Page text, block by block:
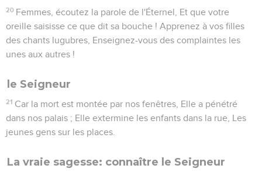
20 Femmes, écoutez la parole de l'Éternel, Et que votre
oreille saisisse ce que dit sa bouche ! Apprenez à vos filles
des chants lugubres, Enseignez-vous des complaintes les
unes aux autres !
le Seigneur
21 Car la mort est montée par nos fenêtres, Elle a pénétré
dans nos palais ; Elle extermine les enfants dans la rue, Les
jeunes gens sur les places.
La vraie sagesse: connaître le Seigneur